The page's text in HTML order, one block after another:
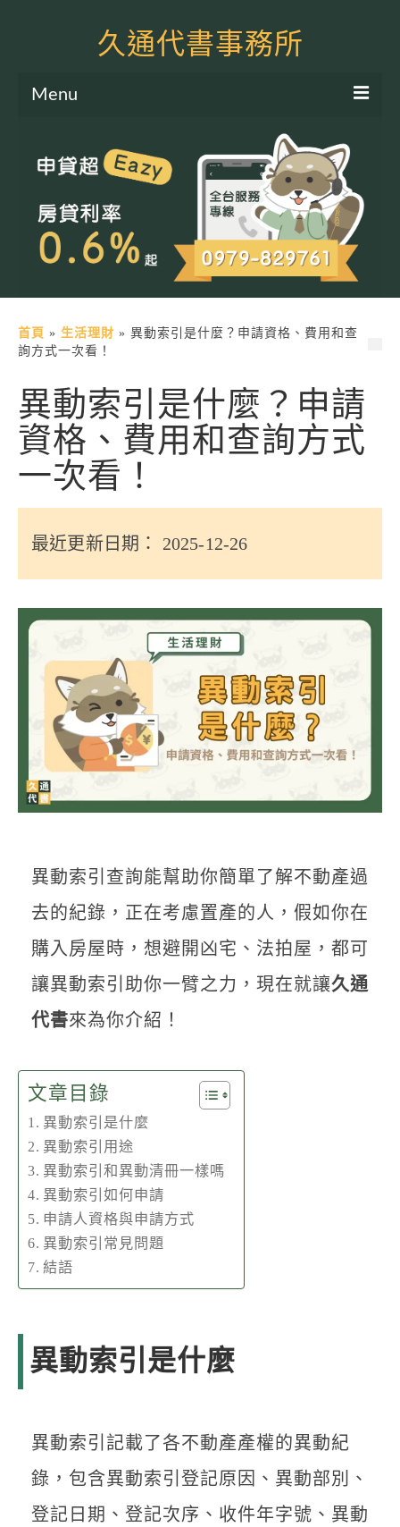
久通代書事務所
Menu
土地二胎申貸
房屋二胎申貸
軍公教貸款
土地貸款
信用貸款
代書貸款
精選知識
銀行貸款
其他貸款
申貸Q&A
久通專欄
時事解析
生活理財
房產Q&A
網友都在問
聯絡我們
首頁 » 生活理財 » 異動索引是什麼？申請資格、費用和查
詢方式一次看！
異動索引是什麼？申請
資格、費用和查詢方式
一次看！
最近更新日期： 2025-12-26
異動索引查詢能幫助你簡單了解不動產過
去的紀錄，正在考慮置產的人，假如你在
購入房屋時，想避開凶宅、法拍屋，都可
讓異動索引助你一臂之力，現在就讓久通
代書來為你介紹！
文章目錄
異動索引是什麼
異動索引用途
異動索引和異動清冊一樣嗎
異動索引如何申請
申請人資格與申請方式
異動索引常見問題
結語
異動索引是什麼
異動索引記載了各不動產產權的異動紀
錄，包含異動索引登記原因、異動部別、
登記日期、登記次序、收件年字號、異動